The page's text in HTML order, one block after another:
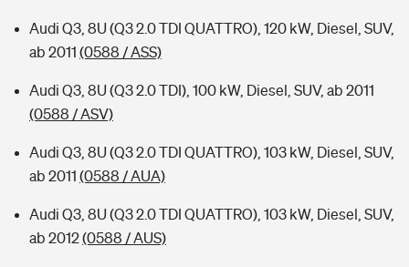
Audi Q3, 8U (Q3 2.0 TDI QUATTRO), 120 kW, Diesel, SUV,
ab 2011 (0588 / ASS)
Audi Q3, 8U (Q3 2.0 TDI), 100 kW, Diesel, SUV, ab 2011
(0588 / ASV)
Audi Q3, 8U (Q3 2.0 TDI QUATTRO), 103 kW, Diesel, SUV,
ab 2011 (0588 / AUA)
Audi Q3, 8U (Q3 2.0 TDI QUATTRO), 103 kW, Diesel, SUV,
ab 2012(0588 / AUS)